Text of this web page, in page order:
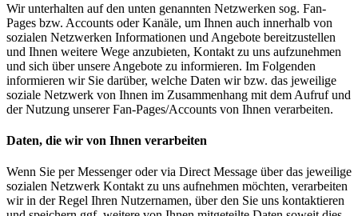
Wir unterhalten auf den unten genannten Netzwerken sog. Fan-
Pages bzw. Accounts oder Kanäle, um Ihnen auch innerhalb von
sozialen Netzwerken Informationen und Angebote bereitzustellen
und Ihnen weitere Wege anzubieten, Kontakt zu uns aufzunehmen
und sich über unsere Angebote zu informieren. Im Folgenden
informieren wir Sie darüber, welche Daten wir bzw. das jeweilige
soziale Netzwerk von Ihnen im Zusammenhang mit dem Aufruf und
der Nutzung unserer Fan-Pages/Accounts von Ihnen verarbeiten.
Daten, die wir von Ihnen verarbeiten
Wenn Sie per Messenger oder via Direct Message über das jeweilige
sozialen Netzwerk Kontakt zu uns aufnehmen möchten, verarbeiten
wir in der Regel Ihren Nutzernamen, über den Sie uns kontaktieren